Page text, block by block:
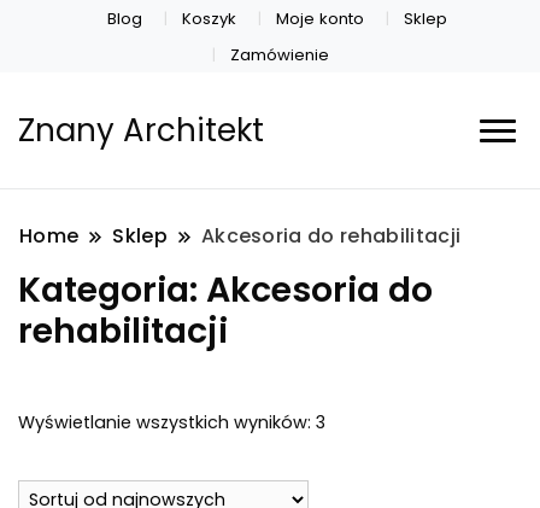
Blog Koszyk Moje konto
Sklep
Zamówienie
Znany Architekt
Home Sklep Akcesoria do rehabilitacji
Kategoria: Akcesoria do
rehabilitacji
Wyświetlanie wszystkich wyników: 3